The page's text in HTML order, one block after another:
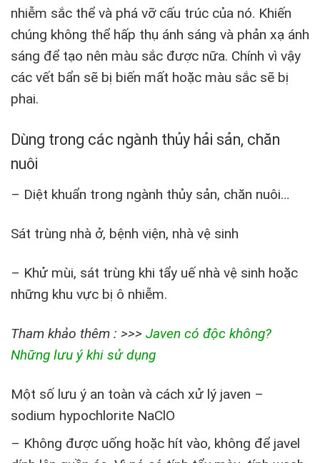
nhiễm sắc thể và phá vỡ cấu trúc của nó. Khiến
chúng không thể hấp thụ ánh sáng và phản xạ ánh
sáng để tạo nên màu sắc được nữa. Chính vì vậy
các vết bẩn sẽ bị biến mất hoặc màu sắc sẽ bị
phai.
Dùng trong các ngành thủy hải sản, chăn
nuôi
– Diệt khuẩn trong ngành thủy sản, chăn nuôi…
Sát trùng nhà ở, bệnh viện, nhà vệ sinh
– Khử mùi, sát trùng khi tẩy uế nhà vệ sinh hoặc
những khu vực bị ô nhiễm.
Tham khảo thêm : >>> Javen có độc không?
Những lưu ý khi sử dụng
Một số lưu ý an toàn và cách xử lý javen –
sodium hypochlorite NaClO
– Không được uống hoặc hít vào, không để javel